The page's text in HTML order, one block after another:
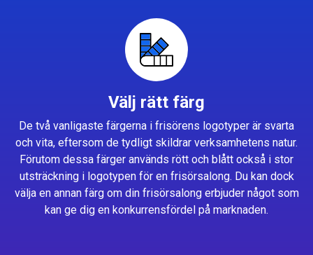
Välj rätt färg
De två vanligaste färgerna i frisörens logotyper är svarta
och vita, eftersom de tydligt skildrar verksamhetens natur.
Förutom dessa färger används rött och blått också i stor
utsträckning i logotypen för en frisörsalong. Du kan dock
välja en annan färg om din frisörsalong erbjuder något som
kan ge dig en konkurrensfördel på marknaden.